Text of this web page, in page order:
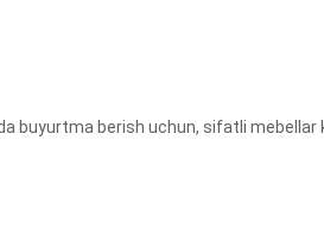
buyurtma berish uchun, sifatli